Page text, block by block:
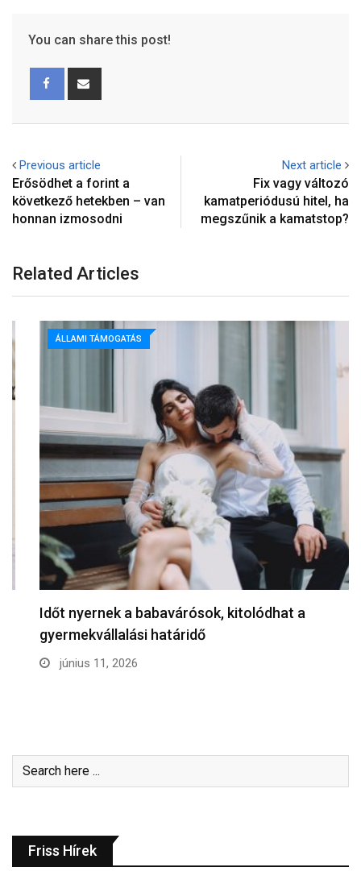
You can share this post!
Previous article
Erősödhet a forint a
következő hetekben – van
honnan izmosodni
Next article
Fix vagy változó
kamatperiódusú hitel, ha
megszűnik a kamatstop?
Related Articles
ÁLLAMI TÁMOGATÁS
Időt nyernek a babavárósok, kitolódhat a
gyermekvállalási határidő
június 11, 2026
Friss Hírek